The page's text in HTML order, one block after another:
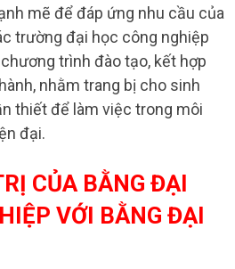
mẽ để đáp ứng nhu cầu của
trường đại học công nghiệp
trình đào tạo, kết hợp
nhằm trang bị cho sinh
thiết để làm việc trong môi
đại.
CỦA BẰNG ĐẠI
VỚI BẰNG ĐẠI